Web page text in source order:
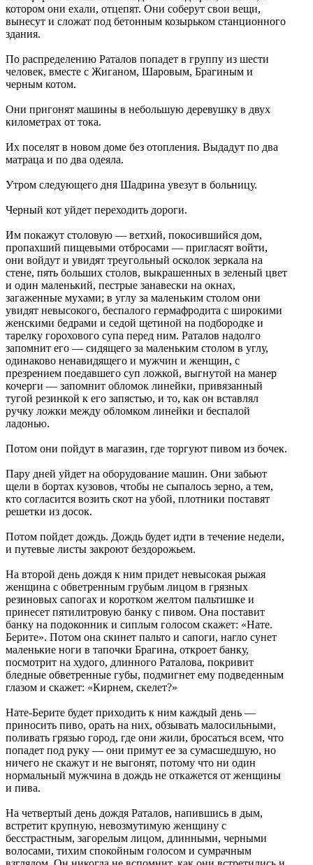
котором они ехали, отцепят. Они соберут свои вещи,
вынесут и сложат под бетонным козырьком станционного
здания.
По распределению Раталов попадет в группу из шести
человек, вместе с Жиганом, Шаровым, Брагиным и
черным котом.
Они пригонят машины в небольшую деревушку в двух
километрах от тока.
Их поселят в новом доме без отопления. Выдадут по два
матраца и по два одеяла.
Утром следующего дня Шадрина увезут в больницу.
Черный кот уйдет переходить дороги.
Им покажут столовую — ветхий, покосившийся дом,
пропахший пищевыми отбросами — пригласят войти,
они войдут и увидят треугольный осколок зеркала на
стене, пять больших столов, выкрашенных в зеленый цвет
и один маленький, пестрые занавески на окнах,
загаженные мухами; в углу за маленьким столом они
увидят невысокого, беспалого гермафродита с широкими
женскими бедрами и седой щетиной на подбородке и
тарелку горохового супа перед ним. Раталов надолго
запомнит его — сидящего за маленьким столом в углу,
одинаково ненавидящего и мужчин и женщин, с
презрением поедавшего суп ложкой, выгнутой на манер
кочерги — запомнит обломок линейки, привязанный
тугой резинкой к его запястью, и то, как он вставлял
ручку ложки между обломком линейки и беспалой
ладонью.
Потом они пойдут в магазин, где торгуют пивом из бочек.
Пару дней уйдет на оборудование машин. Они забьют
щели в бортах кузовов, чтобы не сыпалось зерно, а тем,
кто согласится возить скот на убой, плотники поставят
решетки из досок.
Потом пойдет дождь. Дождь будет идти в течение недели,
и путевые листы закроют бездорожьем.
На второй день дождя к ним придет невысокая рыжая
женщина с обветренным грубым лицом в грязных
резиновых сапогах и коротком желтом пальтишке и
принесет пятилитровую банку с пивом. Она поставит
банку на подоконник и сиплым голосом скажет: «Нате.
Берите». Потом она скинет пальто и сапоги, нагло сунет
маленькие ноги в тапочки Брагина, откроет банку,
посмотрит на худого, длинного Раталова, покривит
бледные обветренные губы, подмигнет ему подведенным
глазом и скажет: «Кирнем, скелет?»
Нате-Берите будет приходить к ним каждый день —
приносить пиво, орать на них, обзывать малосильными,
поливать грязью город, где они жили, бросаться всем, что
попадет под руку — они примут ее за сумасшедшую, но
ничего не скажут и не выгонят, потому что ни один
нормальный мужчина в дождь не откажется от женщины
и пива.
На четвертый день дождя Раталов, напившись в дым,
встретит крупную, невозмутимую женщину с
бесстрастным, загорелым лицом, длинными, черными
волосами, тихим спокойным голосом и сумрачным